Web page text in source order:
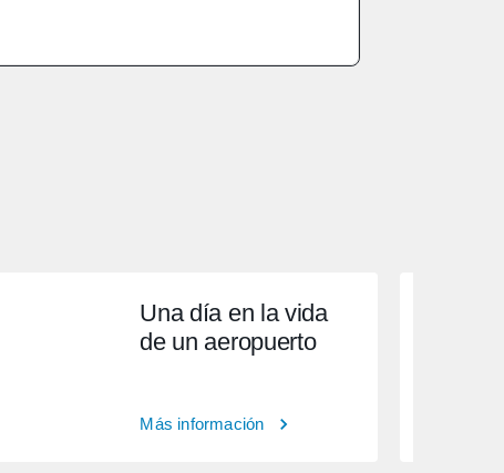
Una día en la vida
de un aeropuerto
Más información